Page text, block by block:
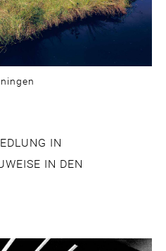
IN
IN DEN